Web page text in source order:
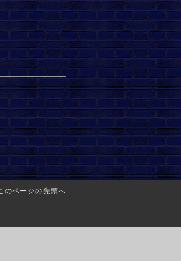
のページの先頭へ